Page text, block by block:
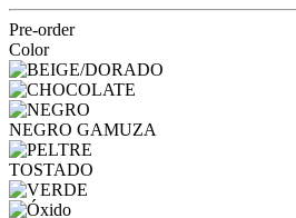
Pre-order
Color
NEGRO GAMUZA
TOSTADO